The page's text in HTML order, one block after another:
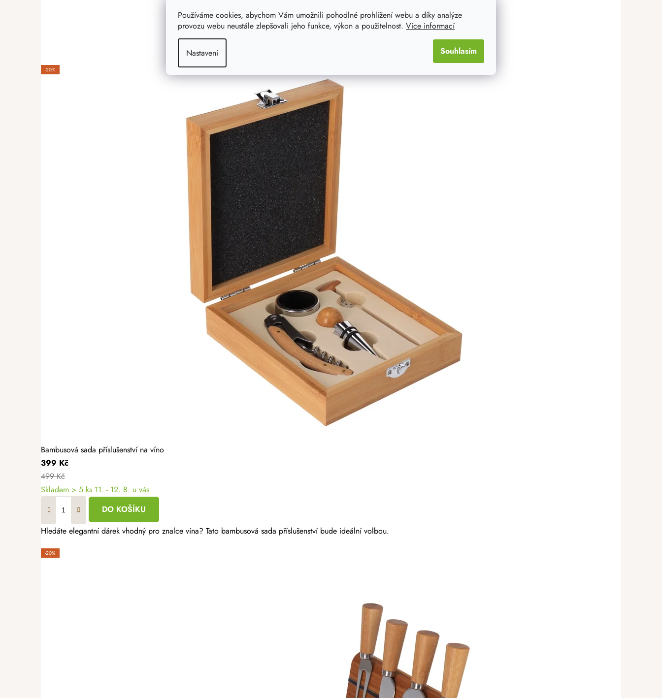
Používáme cookies, abychom Vám umožnili pohodlné prohlížení webu a díky analýze
provozu webu neustále zlepšovali jeho funkce, výkon a použitelnost. Více informací
Nastavení Souhlasím
Mohlo by Vás zajímat
-20%
Bambusová sada příslušenství na víno
399 Kč
499 Kč
Skladem > 5 ks 11. - 12. 8. u vás
DO KOŠÍKU
Hledáte elegantní dárek vhodný pro znalce vína? Tato bambusová sada příslušenství bude ideální volbou.
-20%